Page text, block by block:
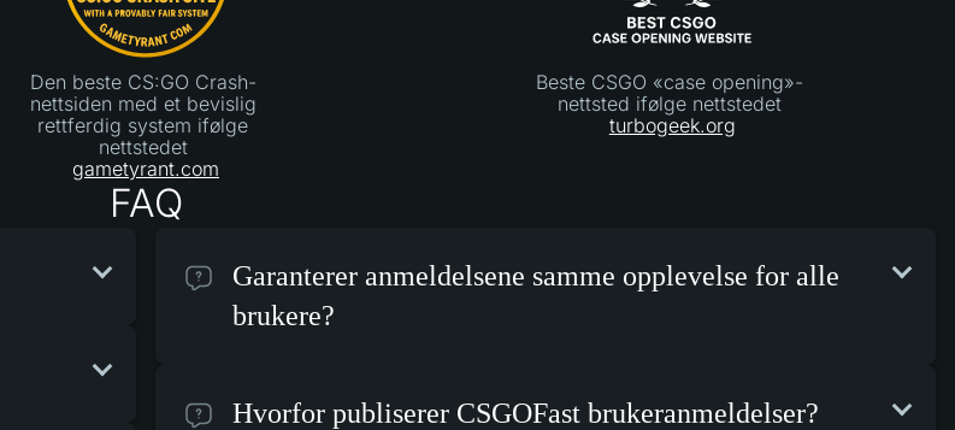
Den beste CS:GO Crash-
nettsiden med et bevislig
rettferdig system ifølge
nettstedet
gametyrant.com
Beste CSGO «case opening»-
nettsted ifølge nettstedet
turbogeek.org
FAQ
Garanterer anmeldelsene samme opplevelse for alle
brukere?
Hvorfor publiserer CSGOFast brukeranmeldelser?